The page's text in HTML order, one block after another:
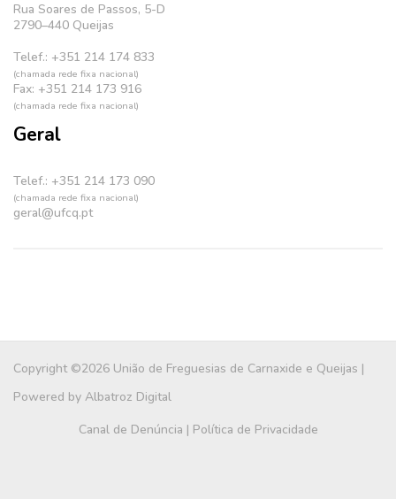
Rua Soares de Passos, 5-D
2790–440 Queijas
Telef.: +351 214 174 833
(chamada rede fixa nacional)
Fax: +351 214 173 916
(chamada rede fixa nacional)
Geral
Telef.: +351 214 173 090
(chamada rede fixa nacional)
geral@ufcq.pt
Copyright ©2026 União de Freguesias de Carnaxide e Queijas |
Powered by Albatroz Digital
Canal de Denúncia | Política de Privacidade